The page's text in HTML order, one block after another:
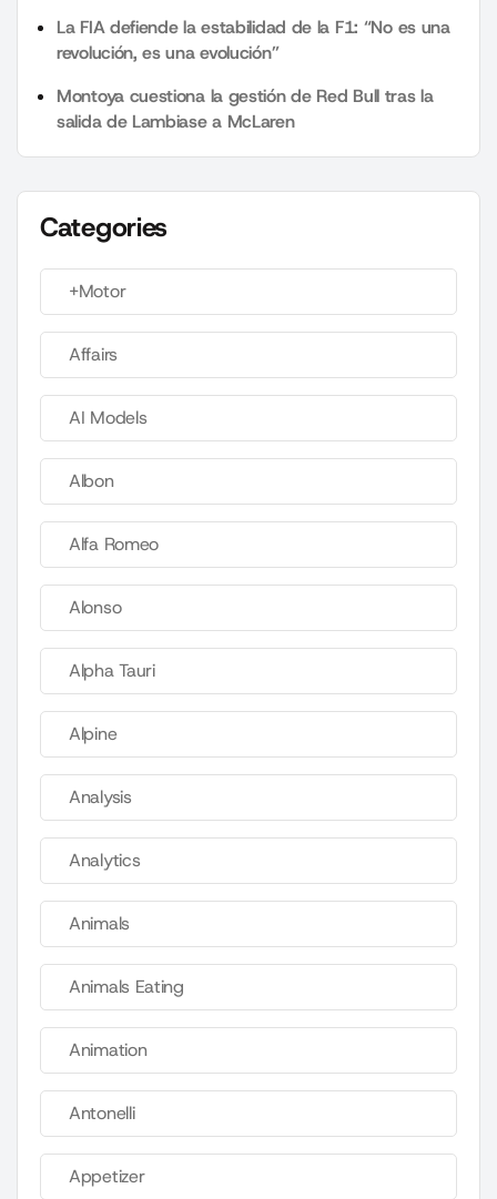
La FIA defiende la estabilidad de la F1: “No es una
revolución, es una evolución”
Montoya cuestiona la gestión de Red Bull tras la
salida de Lambiase a McLaren
Categories
+Motor
Affairs
AI Models
Albon
Alfa Romeo
Alonso
Alpha Tauri
Alpine
Analysis
Analytics
Animals
Animals Eating
Animation
Antonelli
Appetizer